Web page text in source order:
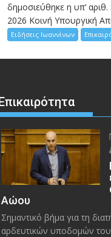
δημοσιεύθηκε η υπ’
2026 Κοινή Υπουργική
Ειδήσεις Ιωαννίνων
Αώου
Σημαντικό βήμα για τη
αρδευτικών υποδομών